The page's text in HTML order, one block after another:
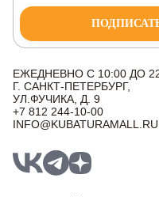
ЕЖЕДНЕВНО С 10:00 ДО
Г. САНКТ-ПЕТЕРБУРГ,
УЛ.ФУЧИКА, Д. 9
+7 812 244-10-00
INFO@KUBATURAMALL.RU